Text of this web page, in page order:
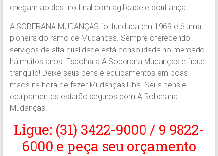
Içamento.
Içamento
BH
é
com
A
Soberana
Içamentos.
chegam ao destino final com agilidade e confiança.
A SOBERANA MUDANÇAS foi fundada em 1969 e é uma
pioneira do ramo de Mudanças. Sempre oferecendo
serviços de alta qualidade está consolidada no mercado
há muitos anos. Escolha a A Soberana Mudanças e fique
tranquilo! Deixe seus bens e equipamentos em boas
mãos na hora de fazer Mudanças Ubá. Seus bens e
equipamentos estarão seguros com A Soberana
Mudanças!
Ligue: (31) 3422-9000 / 9 9822-
6000 e peça seu orçamento